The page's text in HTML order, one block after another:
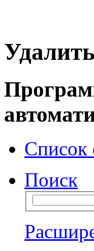
Список
Поиск